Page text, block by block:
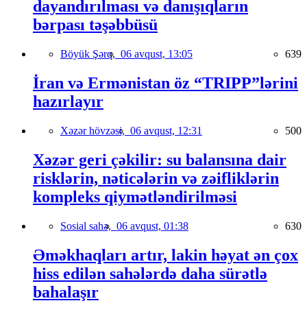
dayandırılması və danışıqların
bərpası təşəbbüsü
Böyük Şərq, 06 avqust, 13:05 639
İran və Ermənistan öz “TRIPP”lərini
hazırlayır
Xəzər hövzəsi, 06 avqust, 12:31 500
Xəzər geri çəkilir: su balansına dair
risklərin, nəticələrin və zəifliklərin
kompleks qiymətləndirilməsi
Sosial sahə, 06 avqust, 01:38 630
Əməkhaqları artır, lakin həyat ən çox
hiss edilən sahələrdə daha sürətlə
bahalaşır